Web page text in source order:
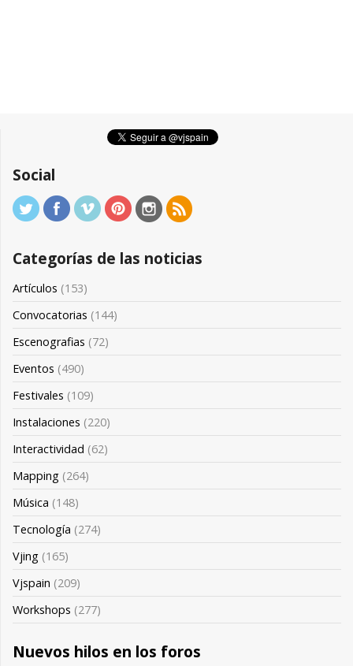
Social
Categorías de las noticias
Artículos (153)
Convocatorias (144)
Escenografias (72)
Eventos (490)
Festivales (109)
Instalaciones (220)
Interactividad (62)
Mapping (264)
Música (148)
Tecnología (274)
Vjing (165)
Vjspain (209)
Workshops (277)
Nuevos hilos en los foros